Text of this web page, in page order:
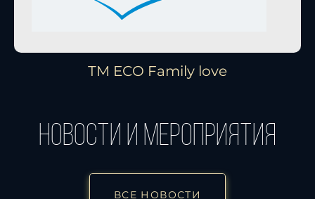
ТМ ECO Family love
новости и мероприятия
ВСЕ НОВОСТИ